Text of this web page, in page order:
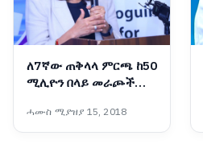
ለ7ኛው ጠቅላላ ምርጫ ከ50
ሚሊዮን በላይ መራጮች
ምርጫ ቦርድ
ሓሙስ ሚያዝያ 15, 2018